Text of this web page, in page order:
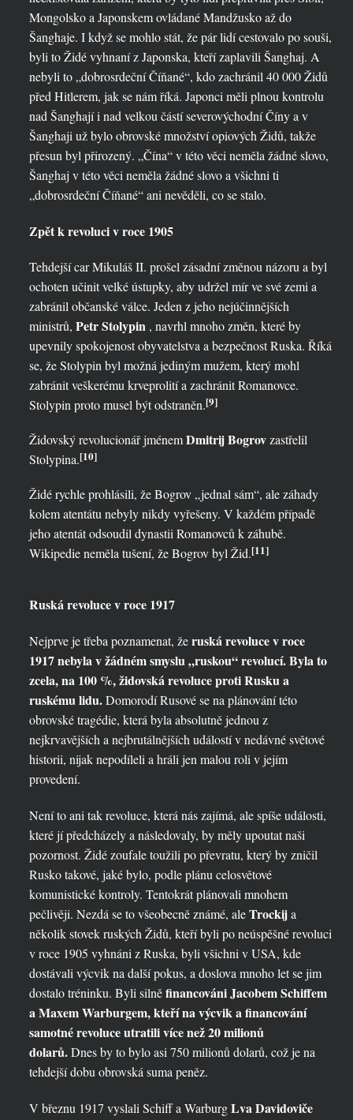
Mongolsko a Japonskem ovládané Mandžusko až do
Šanghaje. I když se mohlo stát, že pár lidí cestovalo po souši,
byli to Židé vyhnaní z Japonska, kteří zaplavili Šanghaj. A
nebyli to „dobrosrdeční Číňané“, kdo zachránil 40 000 Židů
před Hitlerem, jak se nám říká. Japonci měli plnou kontrolu
nad Šanghají i nad velkou částí severovýchodní Číny a v
Šanghaji už bylo obrovské množství opiových Židů, takže
přesun byl přirozený. „Čína“ v této věci neměla žádné slovo,
Šanghaj v této věci neměla žádné slovo a všichni ti
„dobrosrdeční Číňané“ ani nevěděli, co se stalo.
Zpět k revoluci v roce 1905
Tehdejší car Mikuláš II. prošel zásadní změnou názoru a byl
ochoten učinit velké ústupky, aby udržel mír ve své zemi a
zabránil občanské válce. Jeden z jeho nejúčinnějších
ministrů, Petr Stolypin, navrhl mnoho změn, které by
upevnily spokojenost obyvatelstva a bezpečnost Ruska. Říká
se, že Stolypin byl možná jediným mužem, který mohl
zabránit veškerému krveprolití a zachránit Romanovce.
Stolypin proto musel být odstraněn.[9]
Židovský revolucionář jménemDmitrij Bogrovzastřelil
Stolypina.[10]
Židé rychle prohlásili, že Bogrov „jednal sám“, ale záhady
kolem atentátu nebyly nikdy vyřešeny. V každém případě
jeho atentát odsoudil dynastii Romanovců k záhubě.
Wikipedie neměla tušení, že Bogrov byl Žid.[11]
Ruská revoluce v roce 1917
Nejprve je třeba poznamenat, žeruská revoluce v roce
1917 nebyla v žádném smyslu „ruskou“ revolucí. Byla to
zcela, na 100 %, židovská revoluce proti Rusku a
ruskému lidu.Domorodí Rusové se na plánování této
obrovské tragédie, která byla absolutně jednou z
nejkrvavějších a nejbrutálnějších událostí v nedávné světové
historii, nijak nepodíleli a hráli jen malou roli v jejím
provedení.
Není to ani tak revoluce, která nás zajímá, ale spíše události,
které jí předcházely a následovaly, by měly upoutat naši
pozornost. Židé zoufale toužili po převratu, který by zničil
Rusko takové, jaké bylo, podle plánu celosvětové
komunistické kontroly. Tentokrát plánovali mnohem
pečlivěji. Nezdá se to všeobecně známé, aleTrockija
několik stovek ruských Židů, kteří byli po neúspěšné revoluci
v roce 1905 vyhnáni z Ruska, byli všichni v USA, kde
dostávali výcvik na další pokus, a doslova mnoho let se jim
dostalo tréninku. Byli silněfinancováni Jacobem Schiffem
a Maxem Warburgem, kteří na výcvik a financování
samotné revoluce utratili více než 20 milionů
dolarů.Dnes by to bylo asi 750 milionů dolarů, což je na
tehdejší dobu obrovská suma peněz.
V březnu 1917 vyslali Schiff a WarburgLva Davidoviče